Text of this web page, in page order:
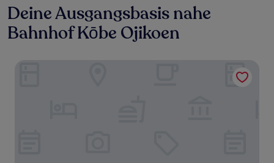
Deine Ausgangsbasis nahe
Bahnhof Kōbe Ojikoen